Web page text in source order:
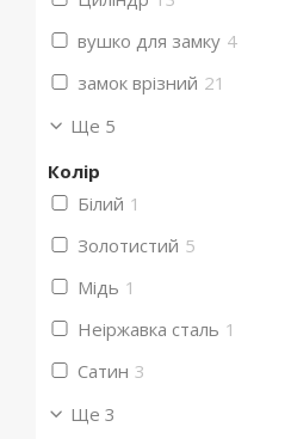
вушко для замку 4
замок врізний 21
Ще 5
Колір
Білий 1
Золотистий 5
Мідь 1
Неіржавка сталь 1
Сатин 3
Ще 3